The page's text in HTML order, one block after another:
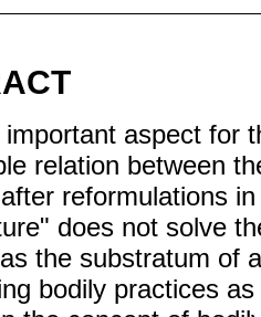
aspect for
relation between
reformulations
does not solve
the substratum of
bodily practices